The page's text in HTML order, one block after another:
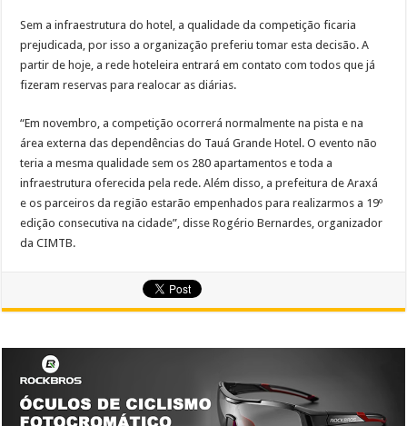
Sem a infraestrutura do hotel, a qualidade da competição ficaria
prejudicada, por isso a organização preferiu tomar esta decisão. A
partir de hoje, a rede hoteleira entrará em contato com todos que já
fizeram reservas para realocar as diárias.
“Em novembro, a competição ocorrerá normalmente na pista e na
área externa das dependências do Tauá Grande Hotel. O evento não
teria a mesma qualidade sem os 280 apartamentos e toda a
infraestrutura oferecida pela rede. Além disso, a prefeitura de Araxá
e os parceiros da região estarão empenhados para realizarmos a 19º
edição consecutiva na cidade”, disse Rogério Bernardes, organizador
da CIMTB.